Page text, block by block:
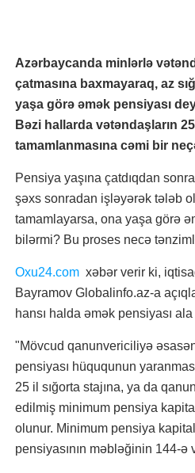
Azərbaycanda minlərlə
çatmasına baxmayaraq, az
yaşa görə əmək pensiyası
Bəzi hallarda vətəndaşların
tamamlanmasına cəmi bir
Pensiya yaşına çatdıqdan
şəxs sonradan işləyərək tələb
tamamlayarsa, ona yaşa görə
bilərmi? Bu proses necə
Oxu24.com xəbər verir ki,
Bayramov Globalinfo.az-a
hansı halda əmək pensiyası
"Mövcud qanunvericiliyə
pensiyası hüququnun
25 il sığorta stajına, ya da
edilmiş minimum pensiya
olunur. Minimum pensiya
pensiyasının məbləğinin 144-ə